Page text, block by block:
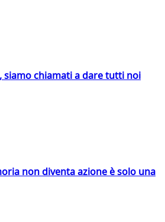
chiamati a dare tutti noi
non diventa azione è solo una